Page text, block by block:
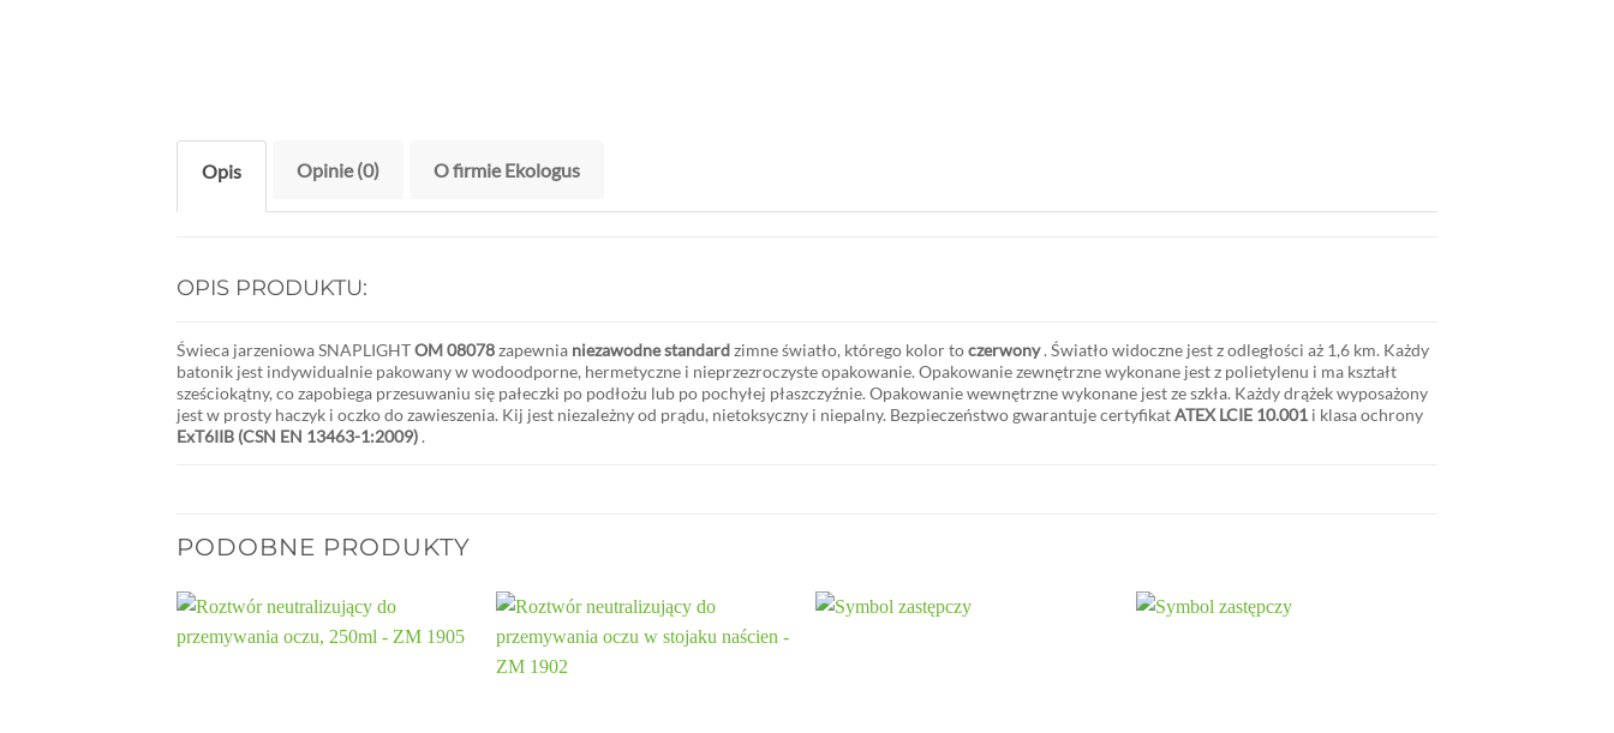
Opis Opinie (0) O firmie Ekologus
OPIS PRODUKTU:
Świeca jarzeniowa SNAPLIGHTOM 08078zapewnia niezawodnestandardzimne światło, którego kolor toczerwony. Światło widoczne jest z odległości aż 1,6 km. Każdy
batonik jest indywidualnie pakowany w wodoodporne, hermetyczne i nieprzezroczyste opakowanie. Opakowanie zewnętrzne wykonane jest z polietylenu i ma kształt
sześciokątny, co zapobiega przesuwaniu się pałeczki po podłożu lub po pochyłej płaszczyźnie. Opakowanie wewnętrzne wykonane jest ze szkła. Każdy drążek wyposażony
jest w prosty haczyk i oczko do zawieszenia. Kij jest niezależny od prądu, nietoksyczny i niepalny. Bezpieczeństwo gwarantuje certyfikatATEX LCIE 10.001 i klasa ochrony
ExT6IIB (CSN EN 13463-1:2009).
PODOBNE PRODUKTY